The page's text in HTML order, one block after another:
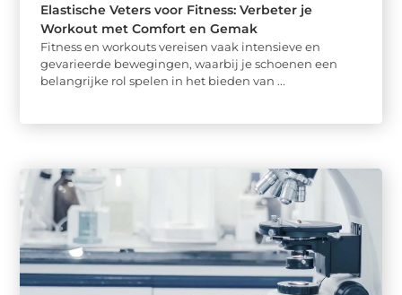
Elastische Veters voor Fitness: Verbeter je
Workout met Comfort en Gemak
Fitness en workouts vereisen vaak intensieve en
gevarieerde bewegingen, waarbij je schoenen een
belangrijke rol spelen in het bieden van ...